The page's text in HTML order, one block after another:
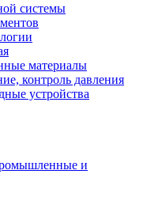
системы
материалы
контроль давления
устройства
и